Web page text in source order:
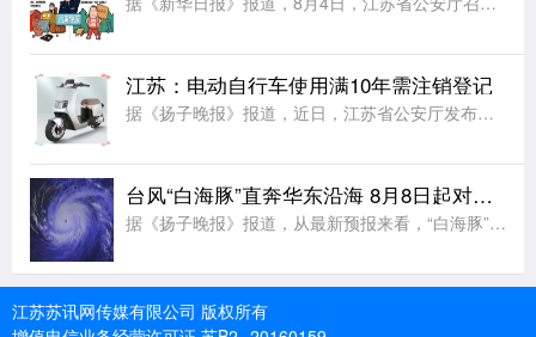
江苏：电动自行车使用满10年需注销登记
据《扬子晚报》报道，近日，江苏省公安厅发布《江苏省电动自行车登记管理规定》，对电动自行车登记、转移登记、车牌补换领等管理事项作出新的规范要求，该规定将于9月1日起施行。规定要求，电动自行车上道路行驶，
台风“白海豚”直奔华东沿海 8月8日起对江苏有风雨影响
据《扬子晚报》报道，从最新预报来看，“白海豚”直奔我国华东沿海而来。尽管后期路径仍有较大变数，但影响我国已成定局。中央气象台已发布台风黄色预警，“白海豚”或将于9日下午至10日早晨在浙江到福建北部沿海
江苏苏讯网传媒有限公司 版权所有